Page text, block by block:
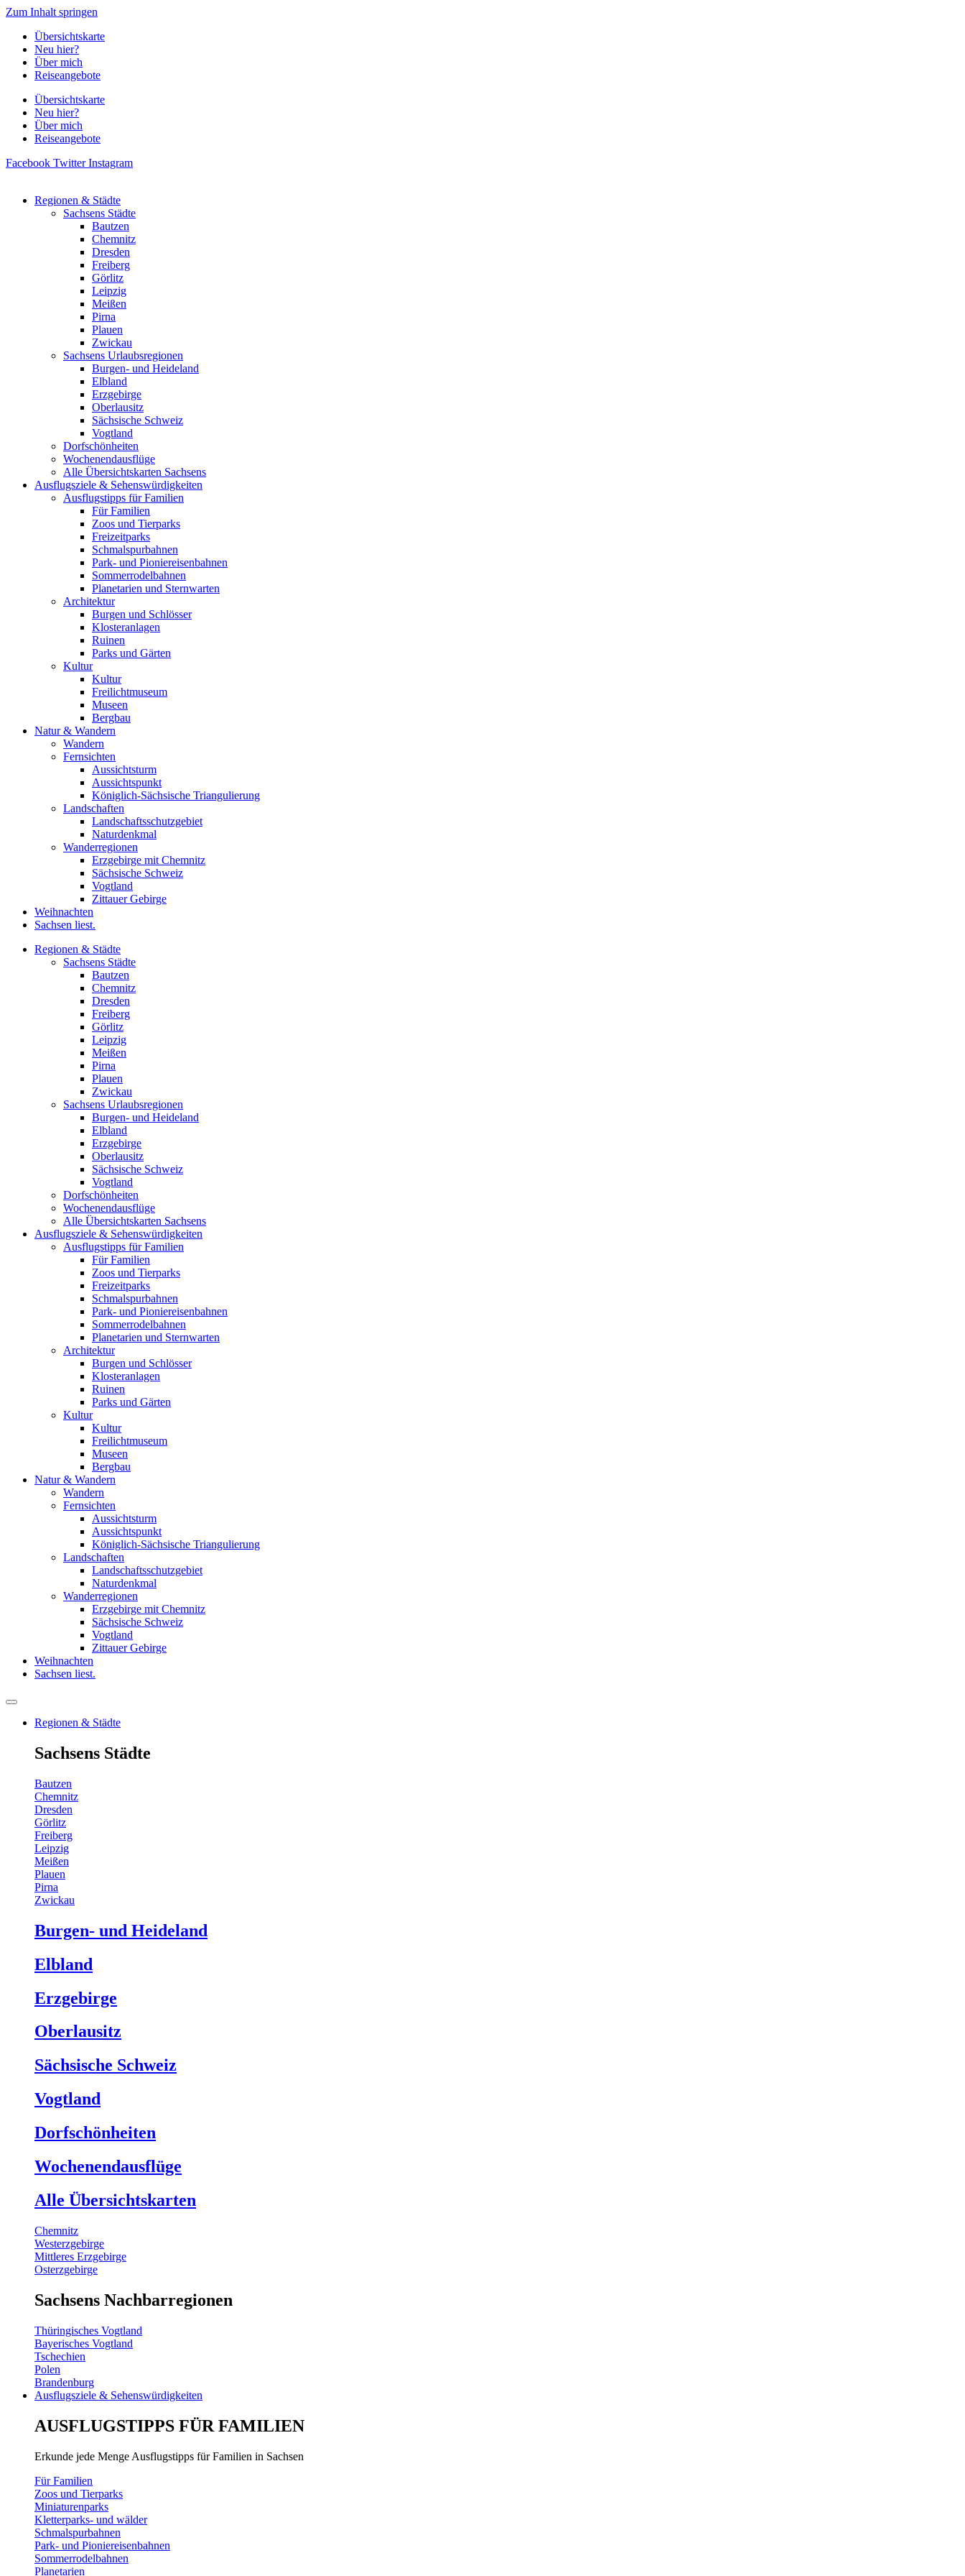
Zum Inhalt springen
Übersichtskarte
Neu hier?
Über mich
Reiseangebote
Übersichtskarte
Neu hier?
Über mich
Reiseangebote
Facebook Twitter Instagram
Regionen & Städte
Sachsens Städte
Bautzen
Chemnitz
Dresden
Freiberg
Görlitz
Leipzig
Meißen
Pirna
Plauen
Zwickau
Sachsens Urlaubsregionen
Burgen- und Heideland
Elbland
Erzgebirge
Oberlausitz
Sächsische Schweiz
Vogtland
Dorfschönheiten
Wochenendausflüge
Alle Übersichtskarten Sachsens
Ausflugsziele & Sehenswürdigkeiten
Ausflugstipps für Familien
Für Familien
Zoos und Tierparks
Freizeitparks
Schmalspurbahnen
Park- und Pioniereisenbahnen
Sommerrodelbahnen
Planetarien und Sternwarten
Architektur
Burgen und Schlösser
Klosteranlagen
Ruinen
Parks und Gärten
Kultur
Kultur
Freilichtmuseum
Museen
Bergbau
Natur & Wandern
Wandern
Fernsichten
Aussichtsturm
Aussichtspunkt
Königlich-Sächsische Triangulierung
Landschaften
Landschaftsschutzgebiet
Naturdenkmal
Wanderregionen
Erzgebirge mit Chemnitz
Sächsische Schweiz
Vogtland
Zittauer Gebirge
Weihnachten
Sachsen liest.
Regionen & Städte
Sachsens Städte
Bautzen
Chemnitz
Dresden
Freiberg
Görlitz
Leipzig
Meißen
Pirna
Plauen
Zwickau
Sachsens Urlaubsregionen
Burgen- und Heideland
Elbland
Erzgebirge
Oberlausitz
Sächsische Schweiz
Vogtland
Dorfschönheiten
Wochenendausflüge
Alle Übersichtskarten Sachsens
Ausflugsziele & Sehenswürdigkeiten
Ausflugstipps für Familien
Für Familien
Zoos und Tierparks
Freizeitparks
Schmalspurbahnen
Park- und Pioniereisenbahnen
Sommerrodelbahnen
Planetarien und Sternwarten
Architektur
Burgen und Schlösser
Klosteranlagen
Ruinen
Parks und Gärten
Kultur
Kultur
Freilichtmuseum
Museen
Bergbau
Natur & Wandern
Wandern
Fernsichten
Aussichtsturm
Aussichtspunkt
Königlich-Sächsische Triangulierung
Landschaften
Landschaftsschutzgebiet
Naturdenkmal
Wanderregionen
Erzgebirge mit Chemnitz
Sächsische Schweiz
Vogtland
Zittauer Gebirge
Weihnachten
Sachsen liest.
Regionen & Städte
Sachsens Städte
Bautzen
Chemnitz
Dresden
Görlitz
Freiberg
Leipzig
Meißen
Plauen
Pirna
Zwickau
Burgen- und Heideland
Elbland
Erzgebirge
Oberlausitz
Sächsische Schweiz
Vogtland
Dorfschönheiten
Wochenendausflüge
Alle Übersichtskarten
Chemnitz
Westerzgebirge
Mittleres Erzgebirge
Osterzgebirge
Sachsens Nachbarregionen
Thüringisches Vogtland
Bayerisches Vogtland
Tschechien
Polen
Brandenburg
Ausflugsziele & Sehenswürdigkeiten
AUSFLUGSTIPPS FÜR FAMILIEN
Erkunde jede Menge Ausflugstipps für Familien in Sachsen
Für Familien
Zoos und Tierparks
Miniaturenparks
Kletterparks- und wälder
Schmalspurbahnen
Park- und Pioniereisenbahnen
Sommerrodelbahnen
Planetarien